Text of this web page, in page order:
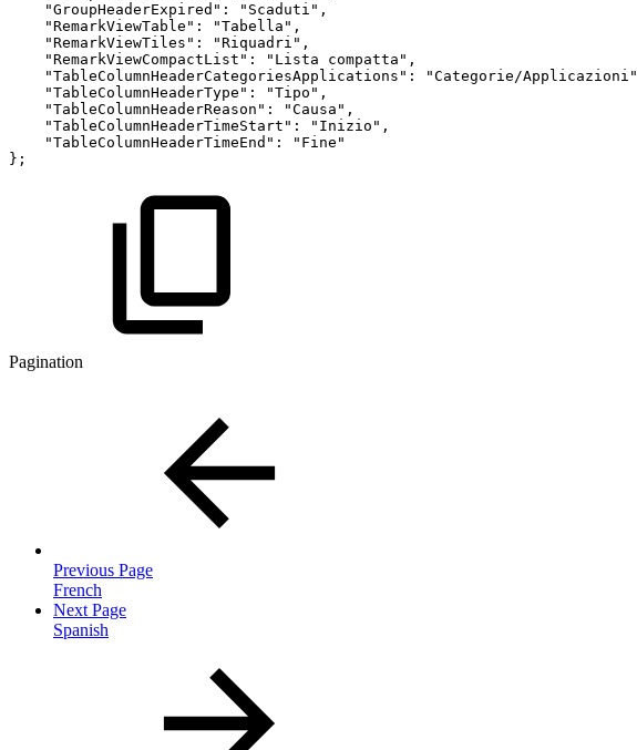
"GroupHeaderExpired" : "Scaduti" ,
"RemarkViewTable" : "Tabella" ,
"RemarkViewTiles" : "Riquadri" ,
"RemarkViewCompactList" : "Lista compatta" ,
"TableColumnHeaderCategoriesApplications" : "Categorie/Applicazioni"
"TableColumnHeaderType" : "Tipo" ,
"TableColumnHeaderReason" : "Causa" ,
"TableColumnHeaderTimeStart" : "Inizio" ,
"TableColumnHeaderTimeEnd" :
"Fine"
} ;
Pagination
Previous Page
French
Next Page
Spanish